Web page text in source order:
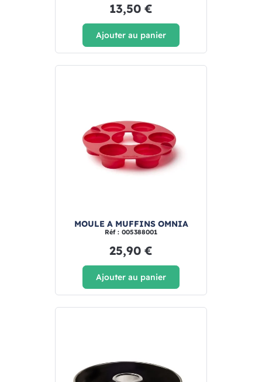
13,50 €
Ajouter au panier
MOULE A MUFFINS OMNIA
Réf : 005388001
25,90 €
Ajouter au panier